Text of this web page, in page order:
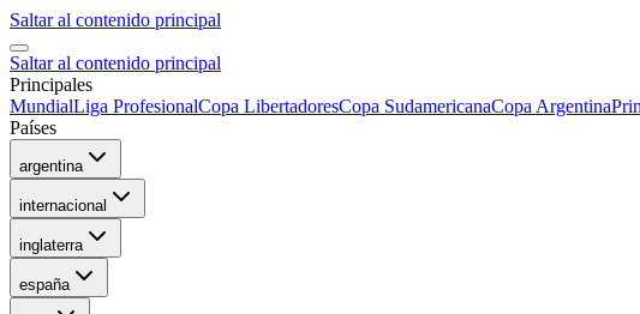
Saltar al contenido principal
Saltar al contenido principal
Principales
MundialLiga ProfesionalCopa LibertadoresCopa SudamericanaCopa Argentina
Países
argentina
internacional
inglaterra
españa